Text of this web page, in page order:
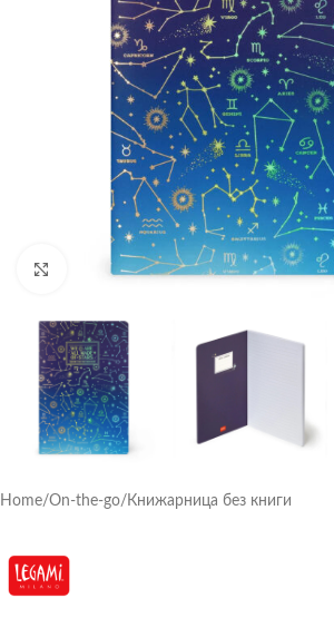
Click to enlarge
Home/On-the-go/ Книжарница без книги